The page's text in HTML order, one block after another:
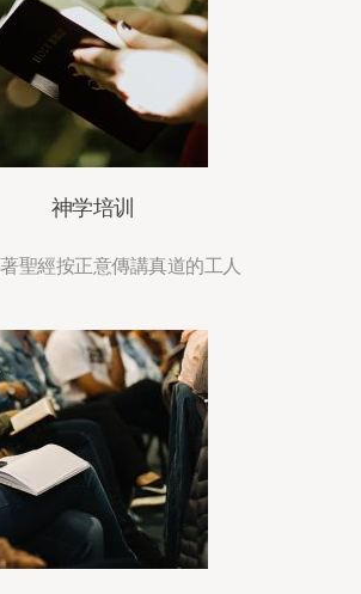
神学培训
聖經按正意傳講真道的工人